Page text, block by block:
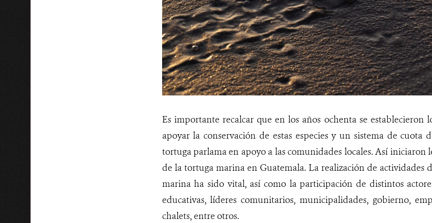
Es importante recalcar que en los años ochenta se establecieron
apoyar la conservación de estas especies y un sistema de cuota
tortuga parlama en apoyo a las comunidades locales. Así iniciaron
de la tortuga marina en Guatemala. La realización de actividades
marina ha sido vital, así como la participación de distintos
educativas, líderes comunitarios, municipalidades, gobierno,
chalets, entre otros.